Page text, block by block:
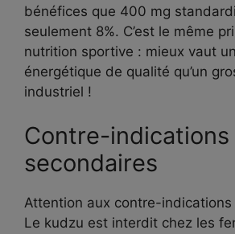
bénéfices que 400 mg
seulement 8%. C’est le même
nutrition sportive : mieux vaut
énergétique de qualité qu’un
industriel !
Contre-
secondaires
Attention aux contre-
Le kudzu est interdit chez les